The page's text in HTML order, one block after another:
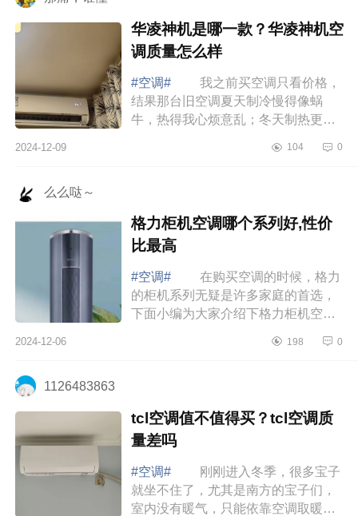
华凌神机是哪一款？华凌神机空
调质量怎么样
#空调#
我之前买空调只看价格，
结果那台旧空调夏天制冷慢得像蜗
牛，热得我心烦意乱；冬天制热更是
电费还高得吓人，简直就是“电老虎”。
2024-12-09 104 0
么么哒～
格力柜机空调哪个系列好,性价
比最高
#空调#
在购买空调的时候，格力
的柜机系列无疑是许多家庭的首选，
下面小编为大家介绍下格力柜机空调
空调哪个系列好,性价比最高 过年
2024-12-06 198 0
1126483863
tcl空调值不值得买？tcl空调质
量差吗
#空调#
刚刚进入冬季，很多宝子
就坐不住了，尤其是南方的宝子们，
室内没有暖气，只能依靠空调取暖。